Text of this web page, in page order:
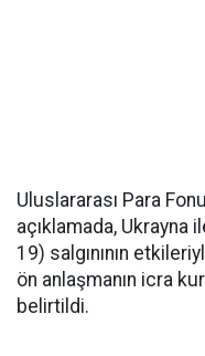
Uluslararası Para
açıklamada, Ukrayna
19) salgınının
ön anlaşmanın icra
belirtildi.